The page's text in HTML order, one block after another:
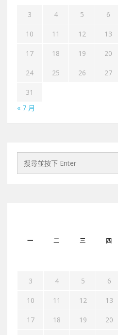
3 4 5 6
10 11 12 13
17 18 19 20
24 25 26 27
31
« 7 月
一 二 三 四
3 4 5 6
10 11 12 13
17 18 19 20